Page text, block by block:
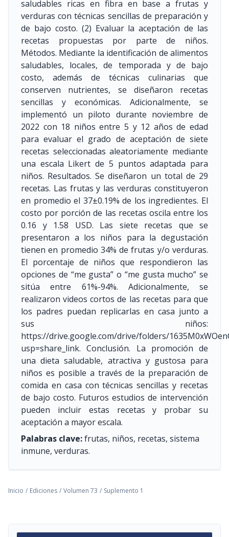
saludables ricas en fibra en base a frutas y
verduras con técnicas sencillas de preparación y
de bajo costo. (2) Evaluar la aceptación de las
recetas propuestas por parte de niños.
Métodos. Mediante la identificación de alimentos
saludables, locales, de temporada y de bajo
costo, además de técnicas culinarias que
conserven nutrientes, se diseñaron recetas
sencillas y económicas. Adicionalmente, se
implementó un piloto durante noviembre de
2022 con 18 niños entre 5 y 12 años de edad
para evaluar el grado de aceptación de siete
recetas seleccionadas aleatoriamente mediante
una escala Likert de 5 puntos adaptada para
niños. Resultados. Se diseñaron un total de 29
recetas. Las frutas y las verduras constituyeron
en promedio el 37±0.19% de los ingredientes. El
costo por porción de las recetas oscila entre los
0.16 y 1.58 USD. Las siete recetas que se
presentaron a los niños para la degustación
tienen en promedio 34% de frutas y/o verduras.
El porcentaje de niños que respondieron las
opciones de “me gusta” o “me gusta mucho” se
sitúa entre 61%-94%. Adicionalmente, se
realizaron videos cortos de las recetas para que
los padres puedan replicarlas en casa junto a
sus niños:
https://drive.google.com/drive/folders/
usp=share_link. Conclusión. La promoción de
una dieta saludable, atractiva y gustosa para
niños es posible a través de la preparación de
comida en casa con técnicas sencillas y recetas
de bajo costo. Futuros estudios de intervención
pueden incluir estas recetas y probar su
aceptación a mayor escala.
Palabras clave:frutas, niños, recetas, sistema
inmune, verduras.
Inicio / Ediciones / Volumen 73 / Suplemento 1